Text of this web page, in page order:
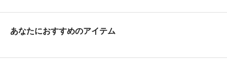
あなたにおすすめのアイテム